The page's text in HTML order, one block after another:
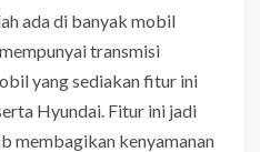
ada di banyak mobil
transmisi
yang sediakan fitur ini
Hyundai. Fitur ini jadi
membagikan kenyamanan